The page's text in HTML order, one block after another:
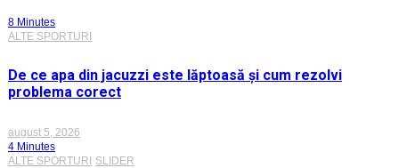
8 Minutes
ALTE SPORTURI
De ce apa din jacuzzi este lăptoasă și cum rezolvi
problema corect
august 5, 2026
4 Minutes
ALTE SPORTURI SLIDER